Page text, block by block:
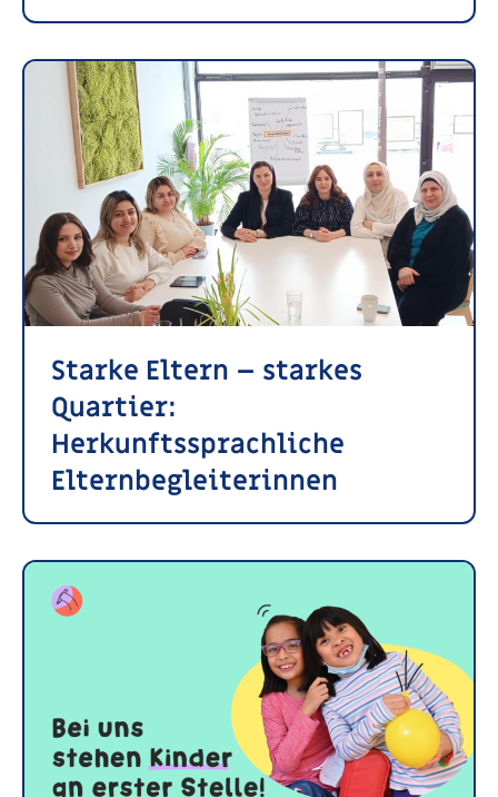
Starke Eltern – starkes
Quartier:
Herkunftssprachliche
Elternbegleiterinnen